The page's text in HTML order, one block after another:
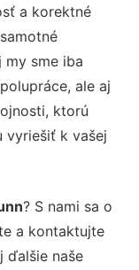
a korektné
my sme iba
ale aj
ktorú
vyriešiť k vašej
? S nami sa o
a kontaktujte
ďalšie naše